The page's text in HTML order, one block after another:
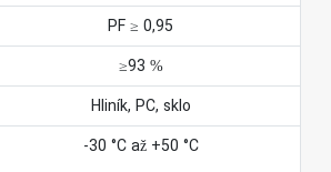
PF ≥ 0,95
≥93 %
Hliník, PC, sklo
-30 °C až +50 °C